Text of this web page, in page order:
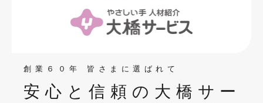
創業６０年 皆さまに選ばれて
安心と信頼の大橋サー